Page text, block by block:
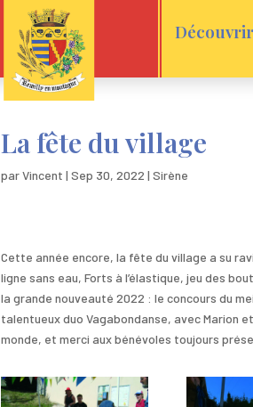
La fête du village
parVincent |Sep 30, 2022 |Sirène
Cette année encore, la fête du village a su
ligne sans eau, Forts à l’élastique, jeu des
la grande nouveauté 2022 : le concours du
talentueux duo Vagabondanse, avec Marion
monde, et merci aux bénévoles toujours